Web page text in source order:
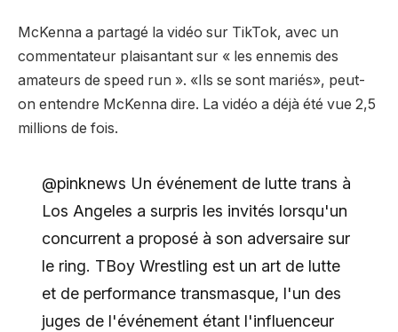
McKenna a partagé la vidéo sur TikTok, avec un
commentateur plaisantant sur « les ennemis des
amateurs de speed run ». «Ils se sont mariés», peut-
on entendre McKenna dire. La vidéo a déjà été vue 2,5
millions de fois.
@pinknews Un événement de lutte trans à
Los Angeles a surpris les invités lorsqu'un
concurrent a proposé à son adversaire sur
le ring. TBoy Wrestling est un art de lutte
et de performance transmasque, l'un des
juges de l'événement étant l'influenceur